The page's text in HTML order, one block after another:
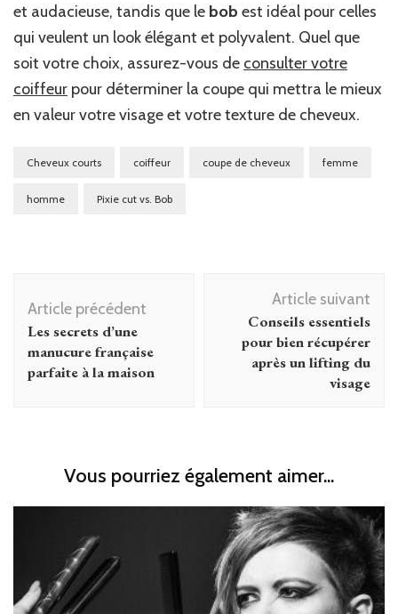
et audacieuse, tandis que le bob est idéal pour celles
qui veulent un look élégant et polyvalent. Quel que
soit votre choix, assurez-vous de consulter votre
coiffeur pour déterminer la coupe qui mettra le mieux
en valeur votre visage et votre texture de cheveux.
Cheveux courts coiffeur coupe de cheveux femme
homme Pixie cut vs. Bob
d'article
Article précédent
Les secrets d’une
manucure française
parfaite à la maison
Article suivant
Conseils essentiels
pour bien récupérer
après un lifting du
visage
Vous pourriez également aimer...